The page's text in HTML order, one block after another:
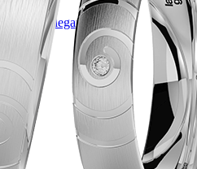
Twist Elegance.